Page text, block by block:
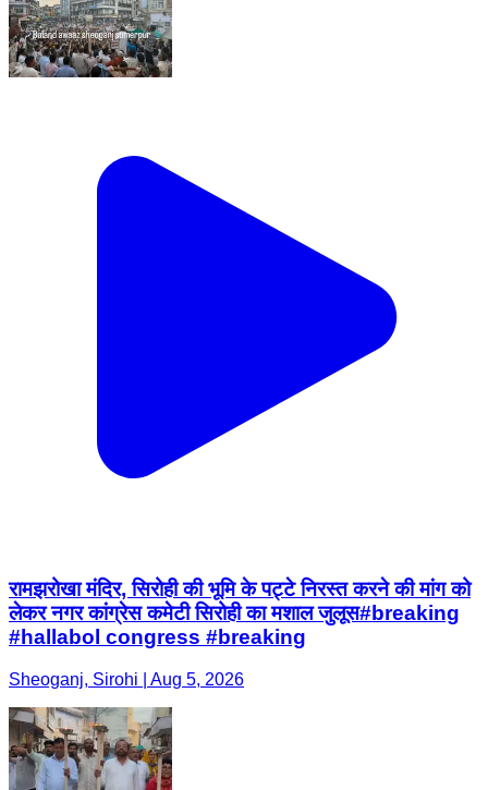
रामझरोखा मंदिर, सिरोही की भूमि के पट्टे निरस्त करने की मांग को
लेकर नगर कांग्रेस कमेटी सिरोही का मशाल जुलूस#breaking
#hallabol congress #breaking
Sheoganj, Sirohi | Aug 5, 2026